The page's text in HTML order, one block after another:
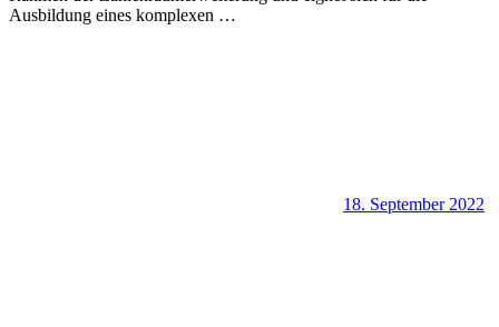
Ausbildung eines komplexen …
18. September 2022